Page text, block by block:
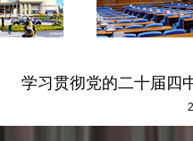
学习贯彻党的二十届四